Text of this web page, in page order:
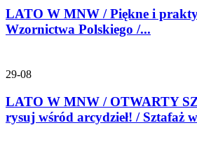
LATO W MNW / Piękne i
Wzornictwa Polskiego /...
29-08
LATO W MNW / OTWARTY
rysuj wśród arcydzieł! / Sztafaż